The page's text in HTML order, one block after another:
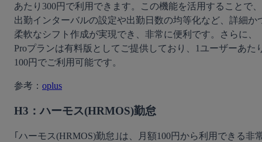
あたり300円で利用できます。この機能を活用することで、
出勤インターバルの設定や出勤日数の均等化など、詳細か
柔軟なシフト作成が実現でき、非常に便利です。さらに、
Proプランは有料版としてご提供しており、1ユーザーあた
100円でご利用可能です。
参考： oplus
H3：ハーモス(HRMOS)勤怠
｢ハーモス(HRMOS)勤怠｣は、月額100円から利用できる非